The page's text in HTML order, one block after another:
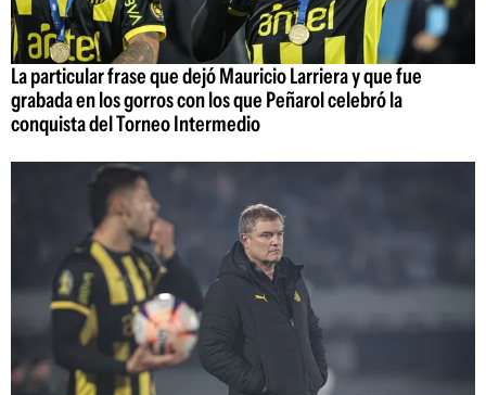
La particular frase que dejó Mauricio Larriera y que fue
grabada en los gorros con los que Peñarol celebró la
conquista del Torneo Intermedio